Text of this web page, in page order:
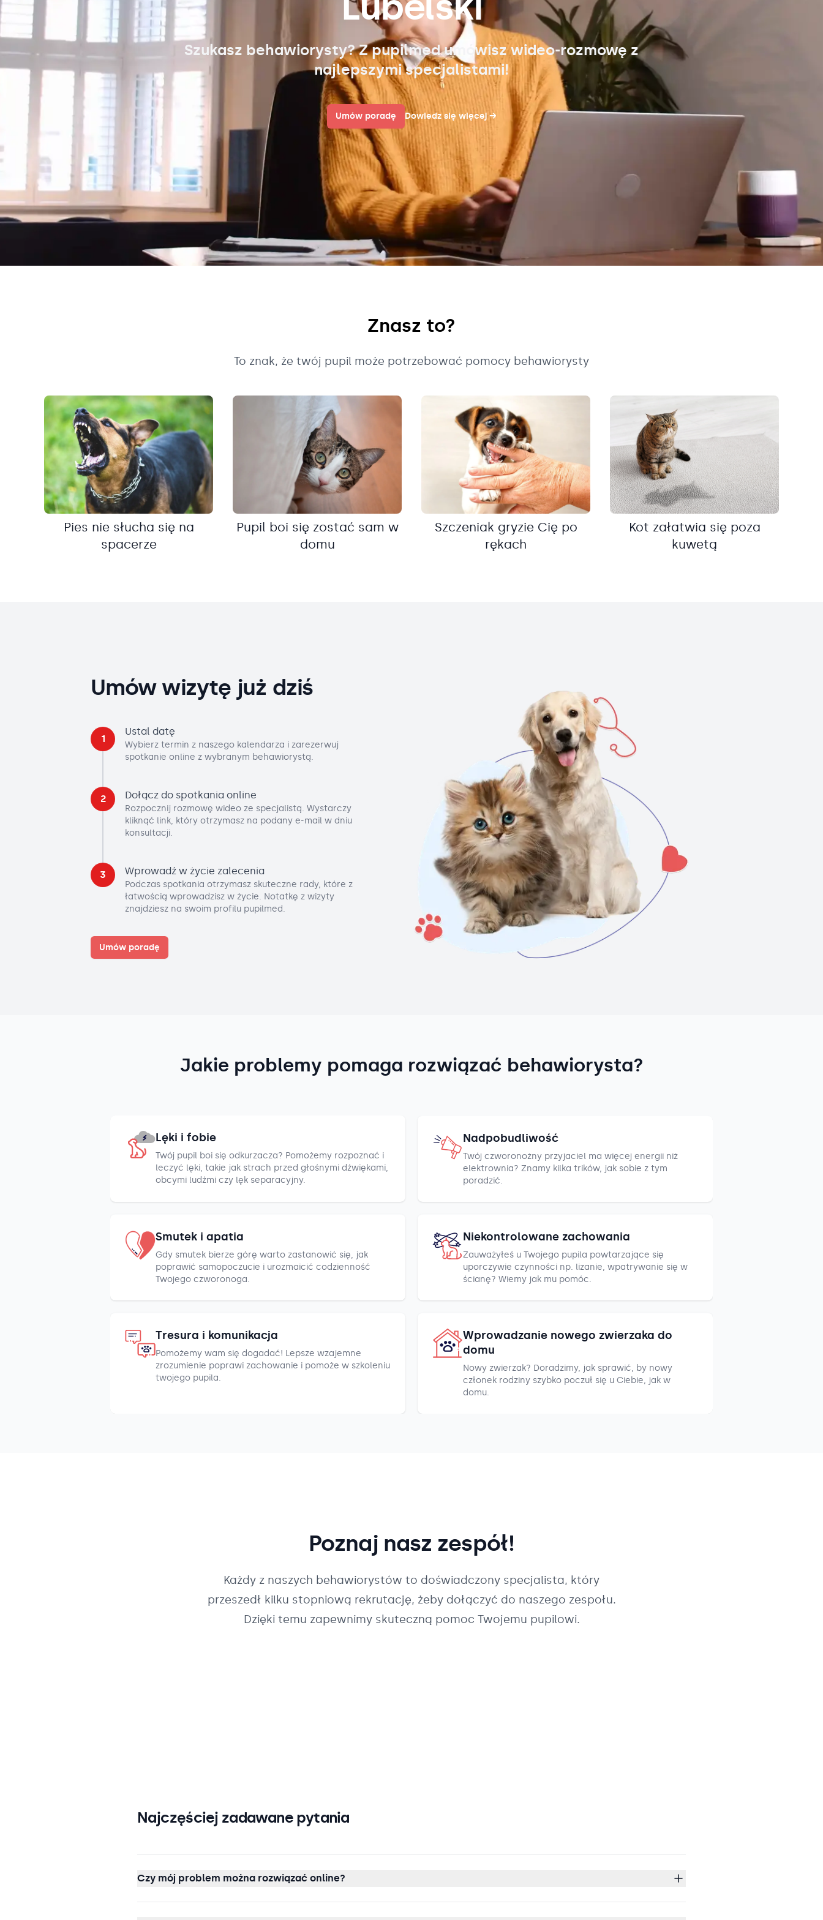
Szukasz behawiorysty? Z pupilmed umówisz wideo-rozmowę z
najlepszymi specjalistami!
Umów poradę Dowiedz się więcej→
Znasz to?
To znak, że twój pupil może potrzebować pomocy behawiorysty
Pies nie słucha się na
spacerze
Pupil boi się zostać sam w
domu
Szczeniak gryzie Cię po
rękach
Kot załatwia się poza
kuwetą
Umów wizytę już dziś
1
Ustal datę
Wybierz termin z naszego kalendarza i zarezerwuj
spotkanie online z wybranym behawiorystą.
2 Dołącz do spotkania online
Rozpocznij rozmowę wideo ze specjalistą. Wystarczy
kliknąć link, który otrzymasz na podany e-mail w dniu
konsultacji.
3 Wprowadź w życie zalecenia
Podczas spotkania otrzymasz skuteczne rady, które z
łatwością wprowadzisz w życie. Notatkę z wizyty
znajdziesz na swoim profilu pupilmed.
Umów poradę
Jakie problemy pomaga rozwiązać behawiorysta?
Lęki i fobie
Twój pupil boi się odkurzacza? Pomożemy rozpoznać i
leczyć lęki, takie jak strach przed głośnymi dźwiękami,
obcymi ludźmi czy lęk separacyjny.
Nadpobudliwość
Twój czworonożny przyjaciel ma więcej energii niż
elektrownia? Znamy kilka trików, jak sobie z tym
poradzić.
Smutek i apatia
Gdy smutek bierze górę warto zastanowić się, jak
poprawić samopoczucie i urozmaicić codzienność
Twojego czworonoga.
Niekontrolowane zachowania
Zauważyłeś u Twojego pupila powtarzające się
uporczywie czynności np. lizanie, wpatrywanie się w
ścianę? Wiemy jak mu pomóc.
Tresura i komunikacja
Pomożemy wam się dogadać! Lepsze wzajemne
zrozumienie poprawi zachowanie i pomoże w szkoleniu
twojego pupila.
Wprowadzanie nowego zwierzaka do
domu
Nowy zwierzak? Doradzimy, jak sprawić, by nowy
członek rodziny szybko poczuł się u Ciebie, jak w
domu.
Poznaj nasz zespół!
Każdy z naszych behawiorystów to doświadczony specjalista, który
przeszedł kilku stopniową rekrutację, żeby dołączyć do naszego zespołu.
Dzięki temu zapewnimy skuteczną pomoc Twojemu pupilowi.
Najczęściej zadawane pytania
Czy mój problem można rozwiązać online?